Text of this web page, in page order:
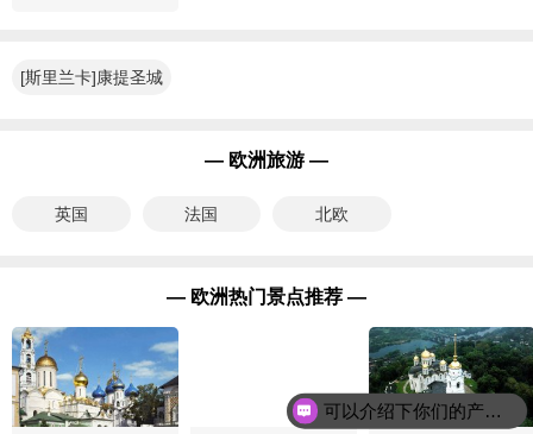
[斯里兰卡]康提圣城
— 欧洲旅游 —
英国 法国 北欧
— 欧洲热门景点推荐 —
可以介绍下你们的产品么？